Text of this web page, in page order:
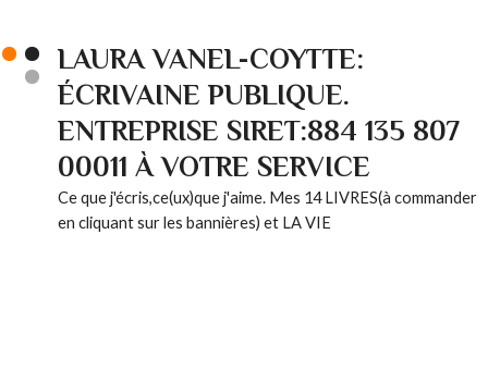
LAURA VANEL-COYTTE:
ÉCRIVAINE PUBLIQUE.
ENTREPRISE SIRET:884 135 807
00011 À VOTRE SERVICE
Ce que j'écris,ce(ux)que j'aime. Mes 14 LIVRES(à commander
en cliquant sur les bannières) et LA VIE